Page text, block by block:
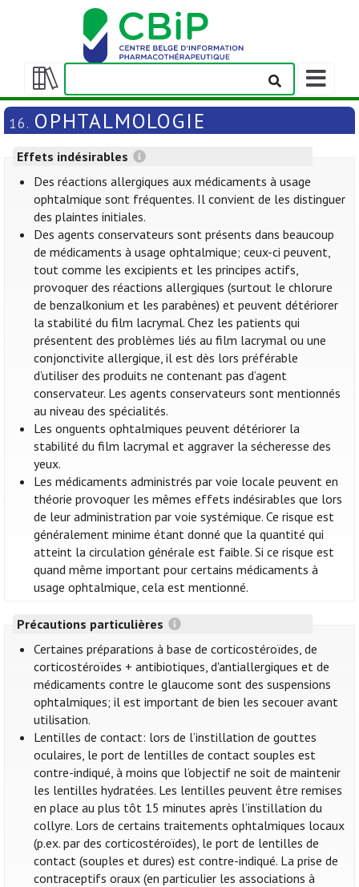
Afficher/masquer
la
table
matières
Afficher/
la
barre
navigation
16. OPHTALMOLOGIE
Effets indésirables
Des réactions allergiques aux médicaments à usage
ophtalmique sont fréquentes. Il convient de les distinguer
des plaintes initiales.
Des agents conservateurs sont présents dans beaucoup
de médicaments à usage ophtalmique; ceux-ci peuvent,
tout comme les excipients et les principes actifs,
provoquer des réactions allergiques (surtout le chlorure
de benzalkonium et les parabènes) et peuvent détériorer
la stabilité du film lacrymal. Chez les patients qui
présentent des problèmes liés au film lacrymal ou une
conjonctivite allergique, il est dès lors préférable
d’utiliser des produits ne contenant pas d’agent
conservateur. Les agents conservateurs sont mentionnés
au niveau des spécialités.
Les onguents ophtalmiques peuvent détériorer la
stabilité du film lacrymal et aggraver la sécheresse des
yeux.
Les médicaments administrés par voie locale peuvent en
théorie provoquer les mêmes effets indésirables que lors
de leur administration par voie systémique. Ce risque est
généralement minime étant donné que la quantité qui
atteint la circulation générale est faible. Si ce risque est
quand même important pour certains médicaments à
usage ophtalmique, cela est mentionné.
Précautions particulières
Certaines préparations à base de corticostéroïdes, de
corticostéroïdes + antibiotiques, d'antiallergiques et de
médicaments contre le glaucome sont des suspensions
ophtalmiques; il est important de bien les secouer avant
utilisation.
Lentilles de contact: lors de l’instillation de gouttes
oculaires, le port de lentilles de contact souples est
contre-indiqué, à moins que l’objectif ne soit de maintenir
les lentilles hydratées. Les lentilles peuvent être remises
en place au plus tôt 15 minutes après l’instillation du
collyre. Lors de certains traitements ophtalmiques locaux
(p.ex. par des corticostéroïdes), le port de lentilles de
contact (souples et dures) est contre-indiqué. La prise de
contraceptifs oraux (en particulier les associations à